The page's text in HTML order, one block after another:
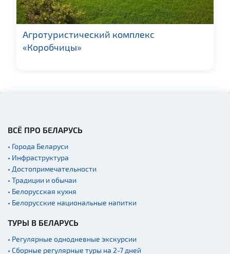
Агротуристический комплекс
«Коробчицы»
ВСЁ ПРО БЕЛАРУСЬ
• Города Беларуси
• Инфраструктура
• Достопримечательности
• Традиции и обычаи
• Белорусская кухня
• Белорусские национальные напитки
ТУРЫ В БЕЛАРУСЬ
• Регулярные однодневные экскурсии
• Сборные регулярные туры на 2-7 дней